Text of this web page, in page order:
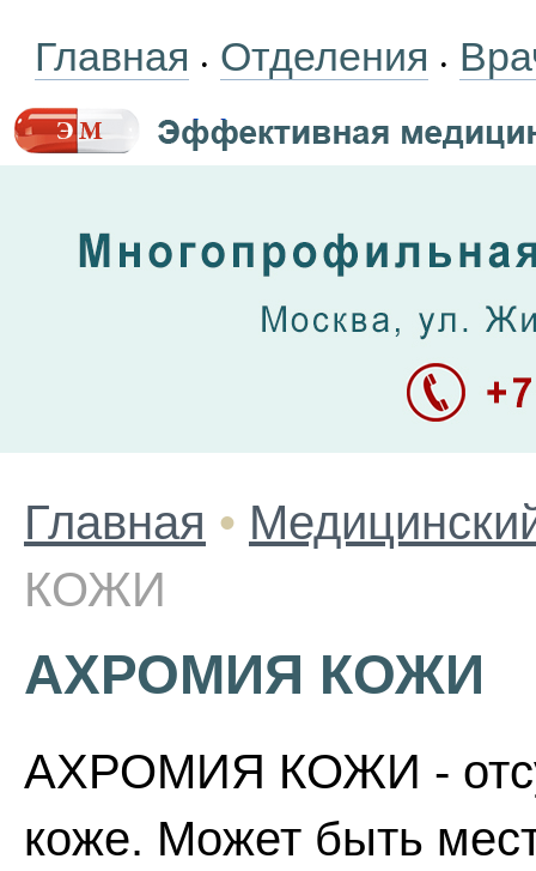
Главная • Отделения •
Главная •
КОЖИ
АХРОМИЯ КОЖИ
АХРОМИЯ КОЖИ -
коже. Может быть